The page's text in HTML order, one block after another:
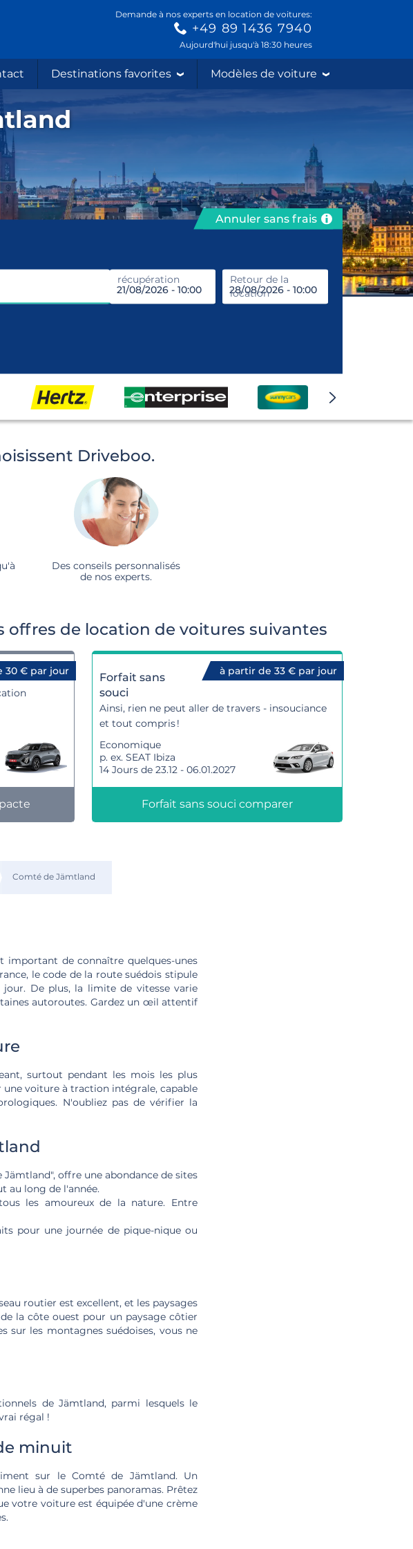
Demande à nos experts en location de voitures:
+49 89 1436 7940
Aujourd'hui jusqu'à 18:30 heures
Destinations favorites Modèles de voiture
Annuler sans frais
récupération
Retour de la
location
Entrez le lieu de location
Driveboo.
Des conseils personnalisés
de nos experts.
de location de voitures suivantes
30 € par jour à partir de 33 € par jour
Forfait sans
souci
Ainsi, rien ne peut aller de travers - insouciance
et tout compris !
Economique
p. ex. SEAT Ibiza
14 Jours de 23.12 - 06.01.2027
Forfait sans souci comparer
Comté de Jämtland
important de connaître quelques-unes
le code de la route suédois stipule
De plus, la limite de vitesse varie
autoroutes. Gardez un œil attentif
surtout pendant les mois les plus
voiture à traction intégrale, capable
N'oubliez pas de vérifier la
offre une abondance de sites
au long de l'année.
les amoureux de la nature. Entre
pour une journée de pique-nique ou
routier est excellent, et les paysages
la côte ouest pour un paysage côtier
sur les montagnes suédoises, vous ne
de Jämtland, parmi lesquels le
régal !
minuit
sur le Comté de Jämtland. Un
lieu à de superbes panoramas. Prêtez
votre voiture est équipée d'une crème